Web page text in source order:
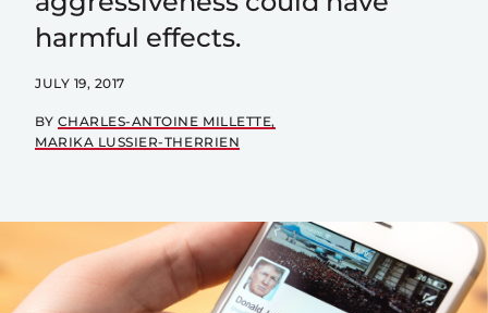
harmful effects.
JULY 19, 2017
BY CHARLES-ANTOINE MILLETTE
MARIKA LUSSIER-THERRIEN